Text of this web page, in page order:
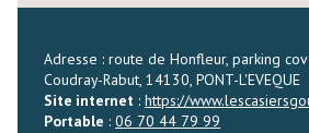
Adresse : route de Honfleur, parking
Coudray-Rabut, 14130, PONT-L'EVEQUE
Site internet :https://
Portable :06 70 44 79 99